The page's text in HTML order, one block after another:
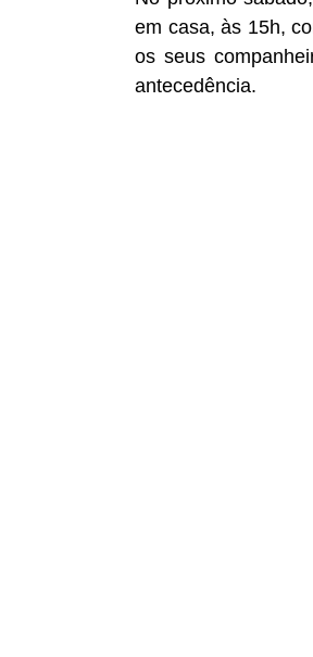
em casa, às 15h,
os seus
antecedência.